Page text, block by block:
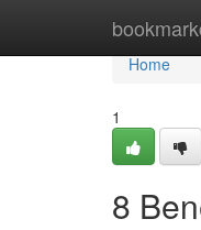
Home
Home
1
8